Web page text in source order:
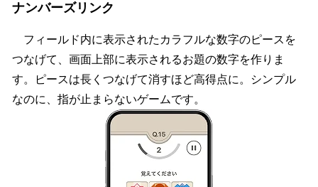
ナンバーズリンク
フィールド内に表示されたカラフルな数字のピースを
つなげて、画面上部に表示されるお題の数字を作りま
す。ピースは長くつなげて消すほど高得点に。シンプル
なのに、指が止まらないゲームです。